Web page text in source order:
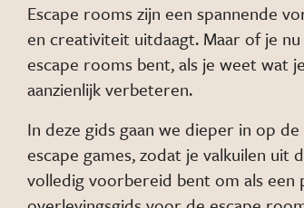
Escape rooms zijn een spannende
en creativiteit uitdaagt. Maar of je
escape rooms bent, als je weet wat
aanzienlijk verbeteren.
In deze gids gaan we dieper in op
escape games, zodat je valkuilen
volledig voorbereid bent om als een